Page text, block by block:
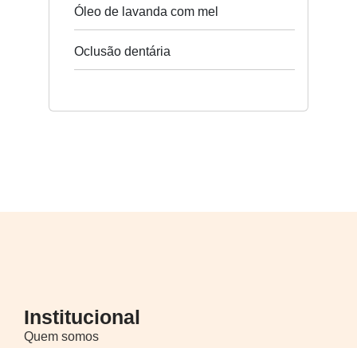
Óleo de lavanda com mel
Oclusão dentária
Institucional
Quem somos